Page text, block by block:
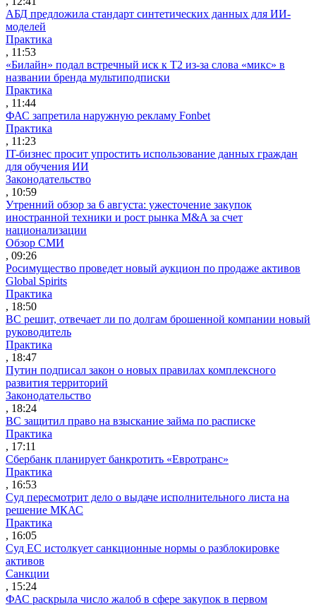
АБД предложила стандарт синтетических данных для ИИ-
моделей
Практика
, 11:53
«Билайн» подал встречный иск к Т2 из-за слова «микс» в
названии бренда мультиподписки
Практика
, 11:44
ФАС запретила наружную рекламу Fonbet
Практика
, 11:23
IT-бизнес просит упростить использование данных граждан
для обучения ИИ
Законодательство
, 10:59
Утренний обзор за 6 августа: ужесточение закупок
иностранной техники и рост рынка M&A за счет
национализации
Обзор СМИ
, 09:26
Росимущество проведет новый аукцион по продаже активов
Global Spirits
Практика
, 18:50
ВС решит, отвечает ли по долгам брошенной компании новый
руководитель
Практика
, 18:47
Путин подписал закон о новых правилах комплексного
развития территорий
Законодательство
, 18:24
ВС защитил право на взыскание займа по расписке
Практика
, 17:11
Сбербанк планирует банкротить «Евротранс»
Практика
, 16:53
Суд пересмотрит дело о выдаче исполнительного листа на
решение МКАС
Практика
, 16:05
Суд ЕС истолкует санкционные нормы о разблокировке
активов
Санкции
, 15:24
ФАС раскрыла число жалоб в сфере закупок в первом